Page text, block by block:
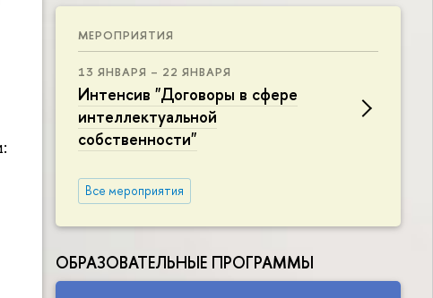
МЕРОПРИЯТИЯ
13 ЯНВАРЯ – 22 ЯНВАРЯ
Интенсив "Договоры в сфере
интеллектуальной
собственности"
Все мероприятия
ОБРАЗОВАТЕЛЬНЫЕ ПРОГРАММЫ